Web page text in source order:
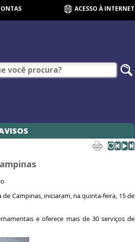
ACESSO À INTERNET
de Campinas, iniciaram, na quinta-feira, 15 de
e oferece mais de 30 serviços de